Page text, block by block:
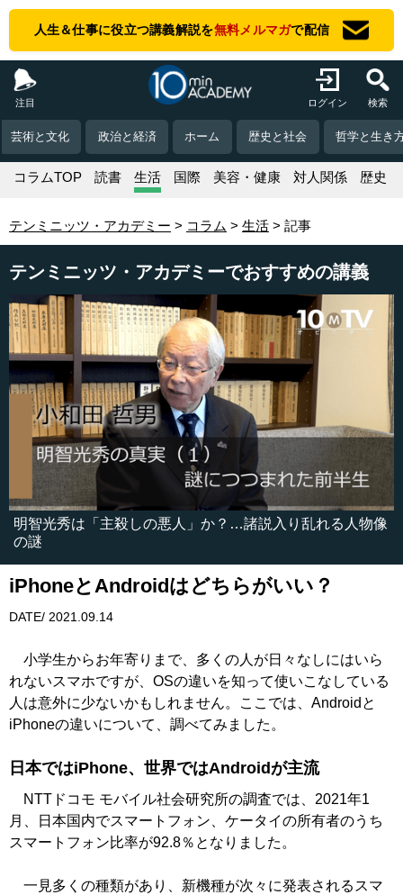
人生＆仕事に役立つ講義解説を無料メルマガで配信
注目 ログイン 検索
芸術と文化 政治と経済 ホーム 歴史と社会 哲学と生き
コラムTOP 読書 生活 国際 美容・健康 対人関係 歴史
テンミニッツ・アカデミー コラム 生活 記事
テンミニッツ・アカデミーでおすすめの講義
明智光秀は「主殺しの悪人」か？…諸説入り乱れる人物像
の謎
iPhoneとAndroidはどちらがいい？
DATE/ 2021.09.14
小学生からお年寄りまで、多くの人が日々なしにはいら
れないスマホですが、OSの違いを知って使いこなしている
人は意外に少ないかもしれません。ここでは、Androidと
iPhoneの違いについて、調べてみました。
日本ではiPhone、世界ではAndroidが主流
NTTドコモ モバイル社会研究所の調査では、2021年1
月、日本国内でスマートフォン、ケータイの所有者のうち
スマートフォン比率が92.8％となりました。
一見多くの種類があり、新機種が次々に発表されるスマ